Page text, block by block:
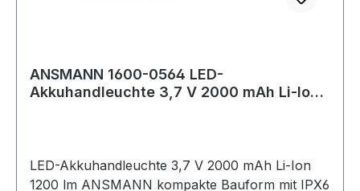
ANSMANN 1600-0564 LED-
Akkuhandleuchte 3,7 V 2000 mAh Li-Ion
LED-Akkuhandleuchte 3,7 V 2000 mAh Li-Ion
1200 lm ANSMANN kompakte Bauform mit IPX6